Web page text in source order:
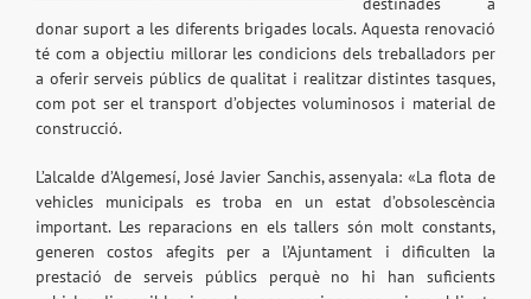
donar suport a les diferents brigades locals. Aquesta renovació
té com a objectiu millorar les condicions dels treballadors per
a oferir serveis públics de qualitat i realitzar distintes tasques,
com pot ser el transport d’objectes voluminosos i material de
construcció.
L’alcalde d’Algemesí, José Javier Sanchis, assenyala: «La flota de
vehicles municipals es troba en un estat d’obsolescència
important. Les reparacions en els tallers són molt constants,
generen costos afegits per a l’Ajuntament i dificulten la
prestació de serveis públics perquè no hi han suficients